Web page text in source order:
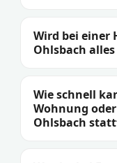
Wird bei einer
Ohlsbach
Wie schnell
Wohnung
Ohlsbach